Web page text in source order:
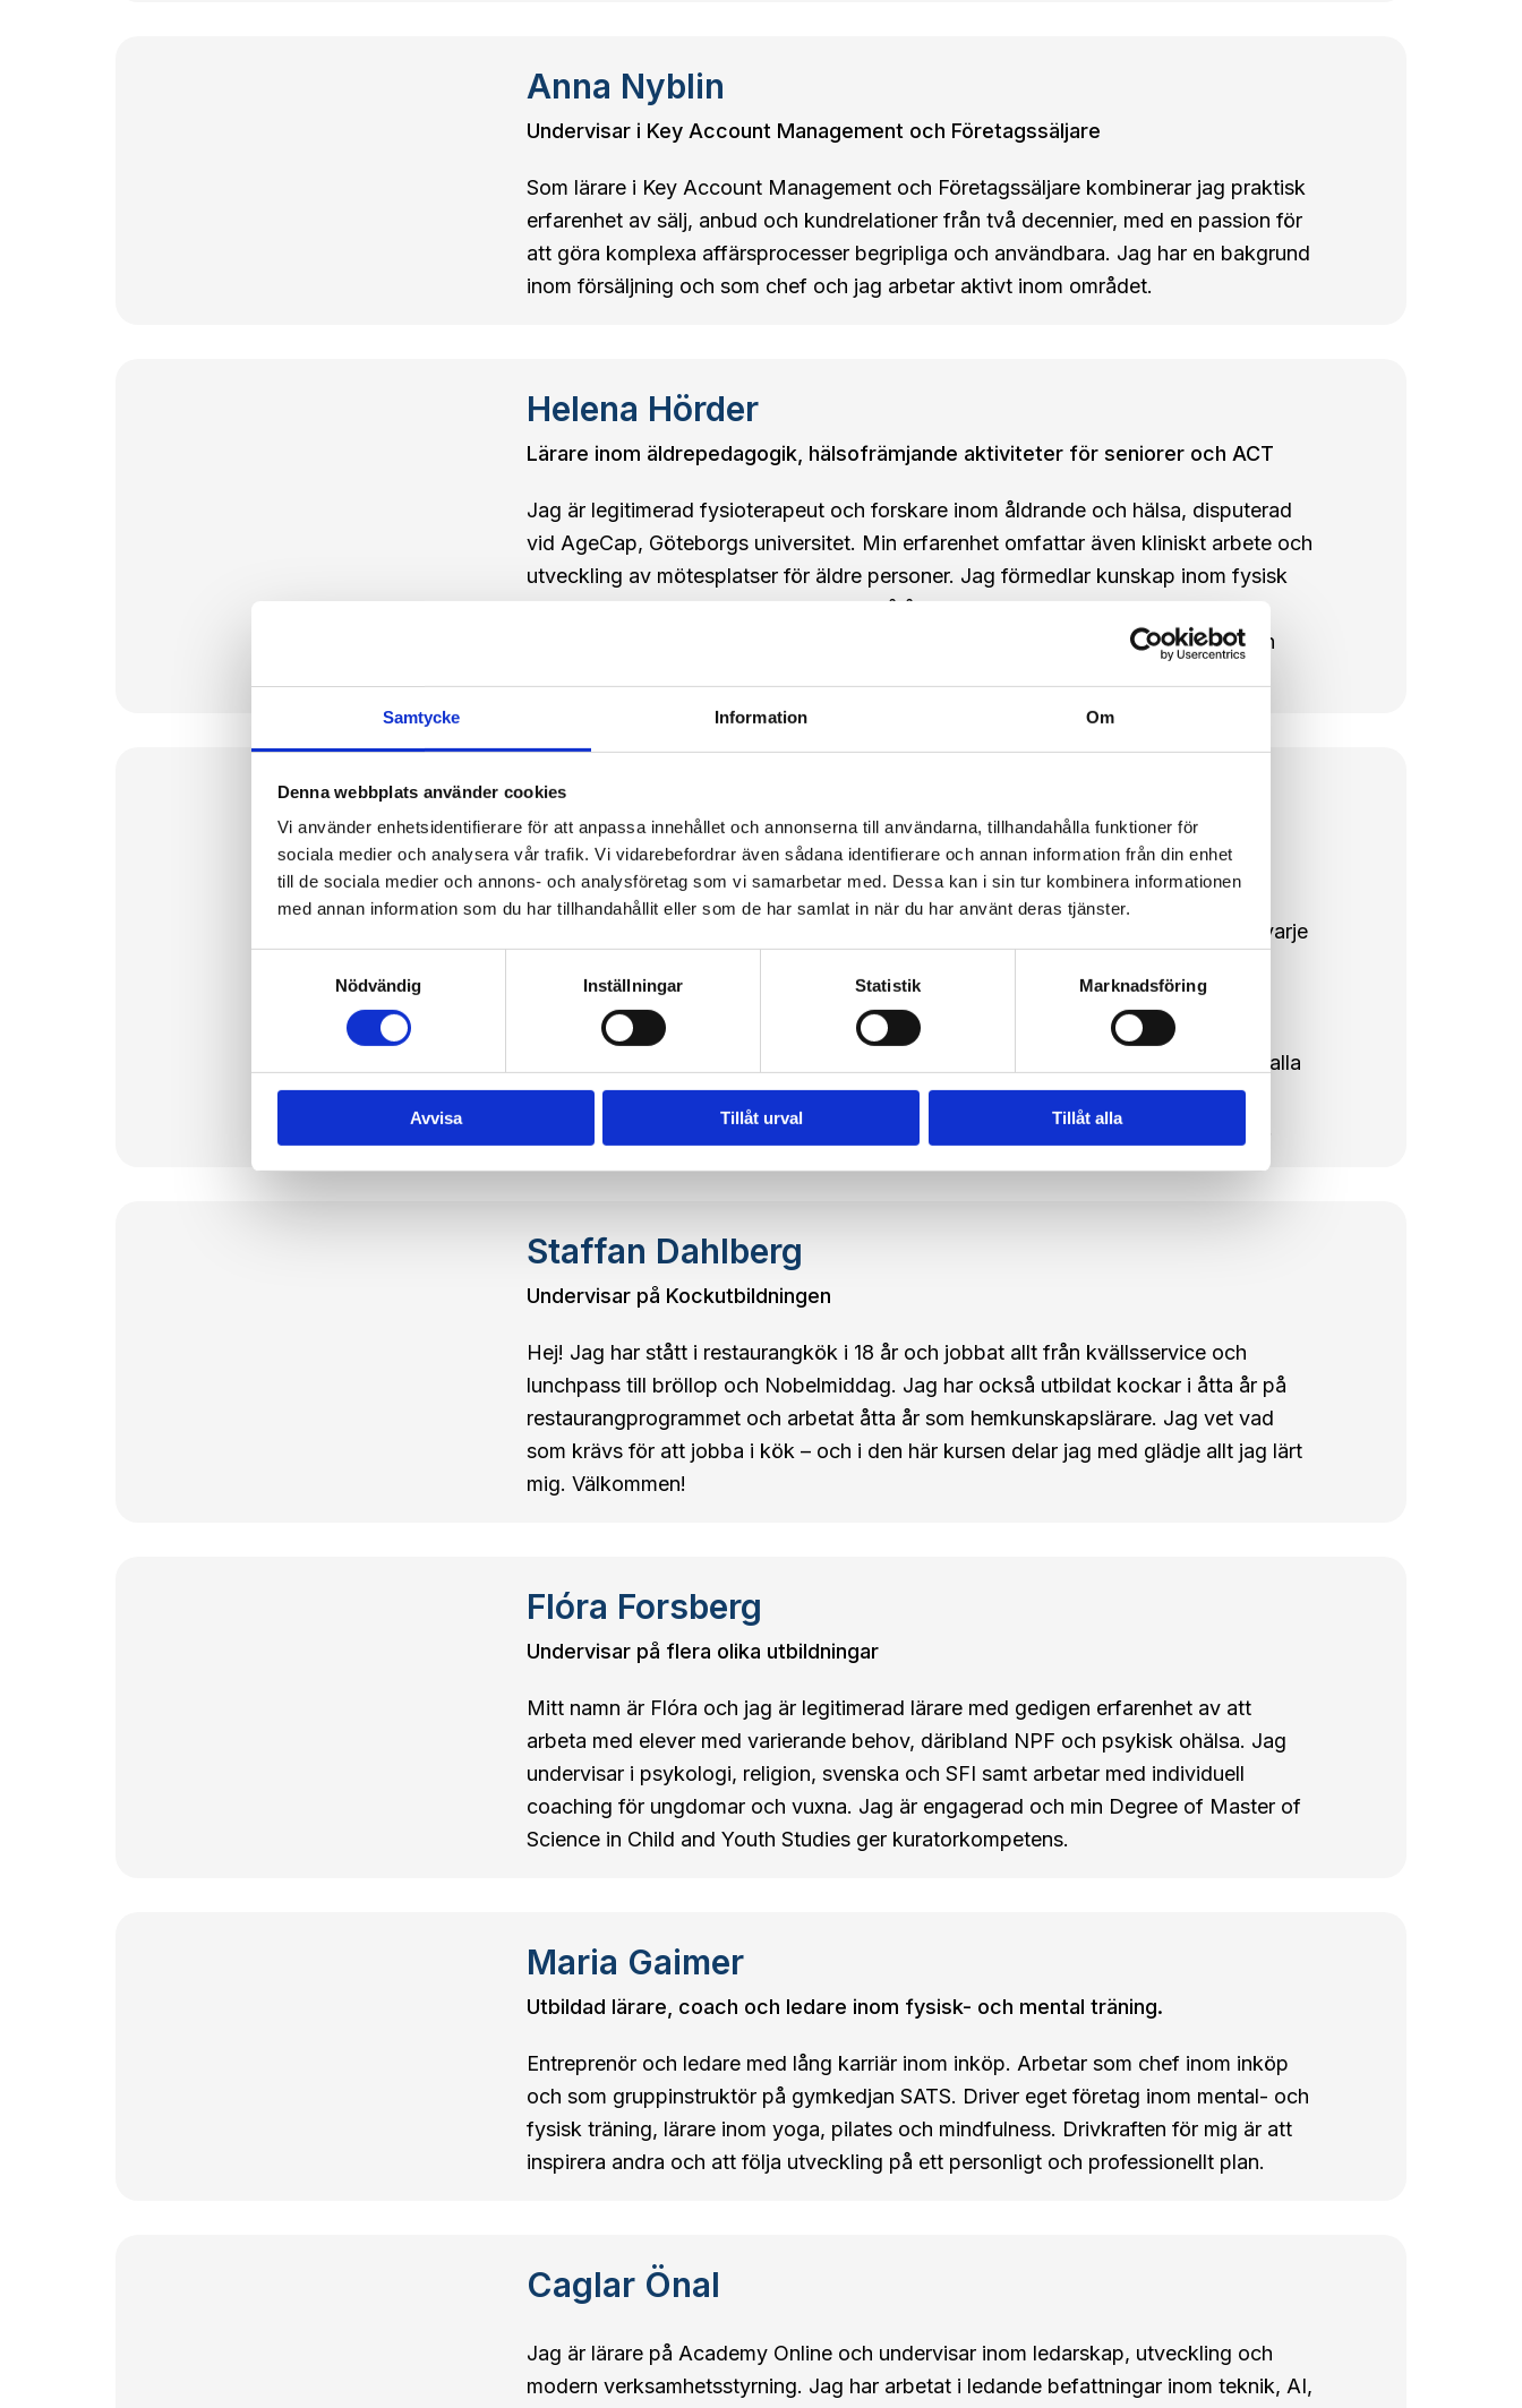
Samtycke Information Om
Denna webbplats använder cookies
Vi använder enhetsidentifierare för att anpassa innehållet och annonserna till användarna, tillhandahålla funktioner för
sociala medier och analysera vår trafik. Vi vidarebefordrar även sådana identifierare och annan information från din enhet
till de sociala medier och annons- och analysföretag som vi samarbetar med. Dessa kan i sin tur kombinera informationen
med annan information som du har tillhandahållit eller som de har samlat in när du har använt deras tjänster.
Nödvändig
Inställningar Statistik Marknadsföring
Avvisa Tillåt urval Tillåt alla
Anna Nyblin
Undervisar i Key Account Management och Företagssäljare
Som lärare i Key Account Management och Företagssäljare kombinerar jag praktisk
erfarenhet av sälj, anbud och kundrelationer från två decennier, med en passion för
att göra komplexa affärsprocesser begripliga och användbara. Jag har en bakgrund
inom försäljning och som chef och jag arbetar aktivt inom området.
Helena Hörder
Lärare inom äldrepedagogik, hälsofrämjande aktiviteter för seniorer och ACT
Jag är legitimerad fysioterapeut och forskare inom åldrande och hälsa, disputerad
vid AgeCap, Göteborgs universitet. Min erfarenhet omfattar även kliniskt arbete och
utveckling av mötesplatser för äldre personer. Jag förmedlar kunskap inom fysisk
och psykisk hälsa med särskilt fokus på åldrandet. Min undervisning förenar
vetenskaplig förankring med praktiska verktyg som stärker både nuvarande och
Pernilla Hult Jonsson
Lärare inom frilansande
Pernilla är frilansande korrekturläsare, korrekturlyssnare, undertextare,
transkriberare, språkgranskare och översättare sedan många år. Hon levererar varje
med såväl småföretag som produktionsbolag med världsledande
samarbetspartners. Studiebakgrund: kandidatexamen i svenska, certifiering i
korrekturläsning och diplom från Magazine Writer’s Academy, med kunskaper i alla
frilanssteg – idédesign/UX,marknadsföring/kommunikation och
prissättning/faktureringsadministration. Tidigare undervisande grundskolelärare.
Staffan Dahlberg
Undervisar på Kockutbildningen
Hej! Jag har stått i restaurangkök i 18 år och jobbat allt från kvällsservice och
lunchpass till bröllop och Nobelmiddag. Jag har också utbildat kockar i åtta år på
restaurangprogrammet och arbetat åtta år som hemkunskapslärare. Jag vet vad
som krävs för att jobba i kök – och i den här kursen delar jag med glädje allt jag lärt
mig. Välkommen!
Flóra Forsberg
Undervisar på flera olika utbildningar
Mitt namn är Flóra och jag är legitimerad lärare med gedigen erfarenhet av att
arbeta med elever med varierande behov, däribland NPF och psykisk ohälsa. Jag
undervisar i psykologi, religion, svenska och SFI samt arbetar med individuell
coaching för ungdomar och vuxna. Jag är engagerad och min Degree of Master of
Science in Child and Youth Studies ger kuratorkompetens.
Maria Gaimer
Utbildad lärare, coach och ledare inom fysisk- och mental träning.
Entreprenör och ledare med lång karriär inom inköp. Arbetar som chef inom inköp
och som gruppinstruktör på gymkedjan SATS. Driver eget företag inom mental- och
fysisk träning, lärare inom yoga, pilates och mindfulness. Drivkraften för mig är att
inspirera andra och att följa utveckling på ett personligt och professionellt plan.
Caglar Önal
Jag är lärare på Academy Online och undervisar inom ledarskap, utveckling och
modern verksamhetsstyrning. Jag har arbetat i ledande befattningar inom teknik, AI,